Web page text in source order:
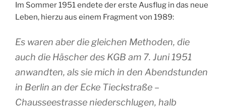
Im Sommer 1951 endete der erste Ausflug in das neue
Leben, hierzu aus einem Fragment von 1989:
Es waren aber die gleichen Methoden, die
auch die Häscher des KGB am 7. Juni 1951
anwandten, als sie mich in den Abendstunden
in Berlin an der Ecke Tieckstraße –
Chausseestrasse niederschlugen, halb